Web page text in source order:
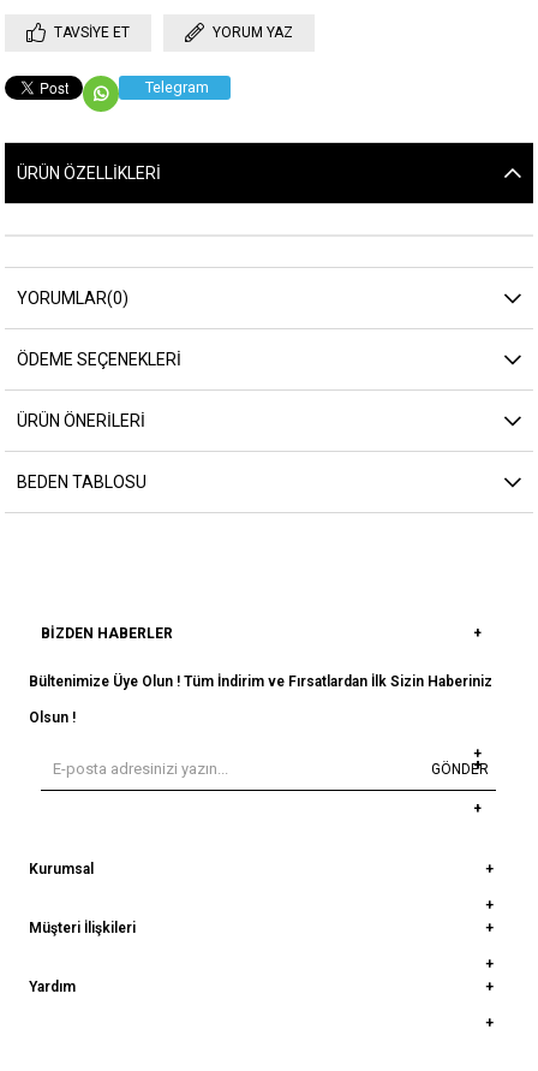
TAVSIYE ET YORUM YAZ
Telegram
ÜRÜN ÖZELLIKLERI
YORUMLAR(0)
ÖDEME SEÇENEKLERI
ÜRÜN ÖNERILERI
BEDEN TABLOSU
BIZDEN HABERLER
Bültenimize Üye Olun ! Tüm İndirim ve Fırsatlardan İlk Sizin Haberiniz
Olsun !
GÖNDER
Kurumsal
Müşteri İlişkileri
Yardım